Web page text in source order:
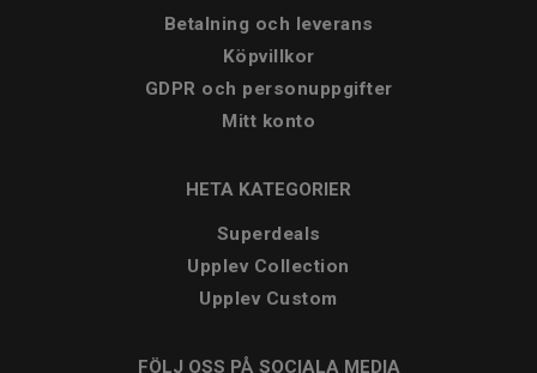
Betalning och leverans
Köpvillkor
GDPR och personuppgifter
Mitt konto
HETA KATEGORIER
Superdeals
Upplev Collection
Upplev Custom
FÖLJ OSS PÅ SOCIALA MEDIA